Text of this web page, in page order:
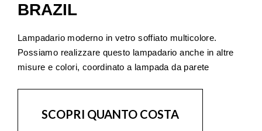
BRAZIL
Lampadario moderno in vetro soffiato multicolore.
Possiamo realizzare questo lampadario anche in altre
misure e colori, coordinato a lampada da parete
SCOPRI QUANTO COSTA